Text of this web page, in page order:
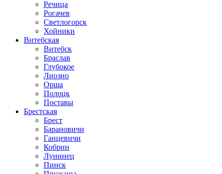
Речица
Рогачев
Светлогорск
Хойники
Витебская
Витебск
Браслав
Глубокое
Лиозно
Орша
Полоцк
Поставы
Брестская
Брест
Барановичи
Ганцевичи
Кобрин
Лунинец
Пинск